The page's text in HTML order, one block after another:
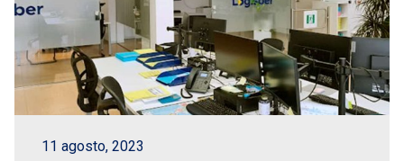
11 agosto, 2023